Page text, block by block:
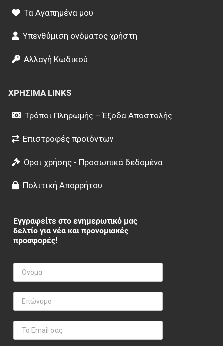
Τα Αγαπημένα μου
Υπενθύμιση ονόματος χρήστη
Αλλαγή Κωδικού
ΧΡΉΣΙΜΑ LINKS
Τρόποι Πληρωμής – Έξοδα Αποστολής
Επιστροφές προϊόντων
Όροι χρήσης - Προσωπικά δεδομένα
Πολιτική Απορρήτου
Εγγραφείτε στο ενημερωτικό μας
δελτίο για νέα και προνομιακές
προσφορές!